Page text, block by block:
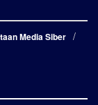
Media Siber